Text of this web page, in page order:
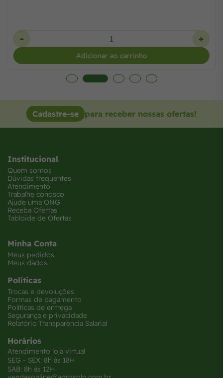
- +
Adicionar ao carrinho
Cadastre-se para receber nossas ofertas!
Institucional
Quem somos
Dúvidas frequentes
Atendimento
Trabalhe conosco
Ajude uma ONG
Receba Ofertas
Tabloide de Ofertas
Minha Conta
Meus pedidos
Meus dados
Políticas
Trocas e devoluções
Formas de pagamento
Políticas de entrega
Segurança e privacidade
Relatório Transparência Salarial
Horários
Atendimento loja virtual
SEG - SEX: 8h às 18H
SAB: 8h às 12H